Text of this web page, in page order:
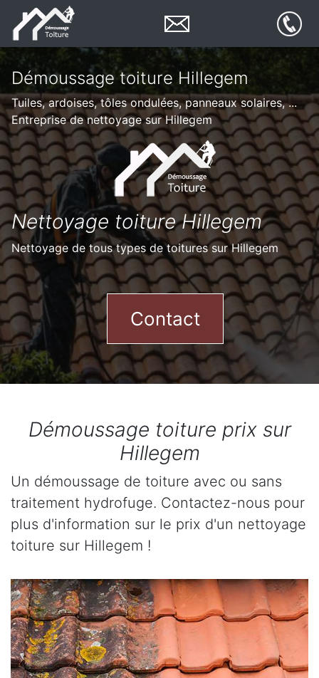
Démoussage toiture Hillegem
Tuiles, ardoises, tôles ondulées, panneaux solaires, ...
Entreprise de nettoyage sur Hillegem
Nettoyage toiture Hillegem
Nettoyage de tous types de toitures sur Hillegem
Contact
Démoussage toiture prix sur
Hillegem
Un démoussage de toiture avec ou sans
traitement hydrofuge. Contactez-nous pour
plus d'information sur le prix d'un nettoyage
toiture sur Hillegem !